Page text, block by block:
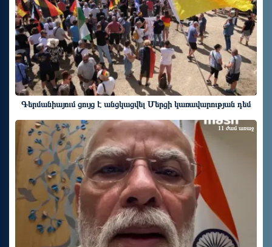
Գերմանիայում ցույց է անցկացվել Մերցի կառավարության դեմ
11 ժամ առաջ